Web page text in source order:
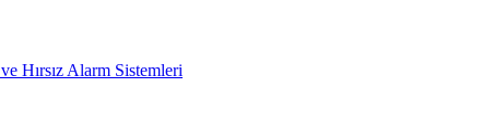
Hırsız Alarm Sistemleri